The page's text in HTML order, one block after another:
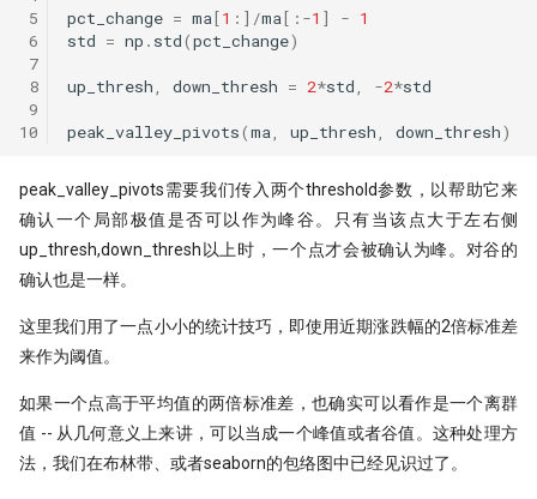
5
6
7
8
9
10
pct_change = ma[1 :] /ma[: -1 ] - 1
std = np . std(pct_change)
up_thresh, down_thresh = 2*std, -2*std
peak_valley_pivots(ma, up_thresh, down_thresh)
peak_valley_pivots需要我们传入两个threshold参数，以帮助它来
确认一个局部极值是否可以作为峰谷。只有当该点大于左右侧
up_thresh,down_thresh以上时，一个点才会被确认为峰。对谷的
确认也是一样。
这里我们用了一点小小的统计技巧，即使用近期涨跌幅的2倍标准差
来作为阈值。
如果一个点高于平均值的两倍标准差，也确实可以看作是一个离群
值 -- 从几何意义上来讲，可以当成一个峰值或者谷值。这种处理方
法，我们在布林带、或者seaborn的包络图中已经见识过了。